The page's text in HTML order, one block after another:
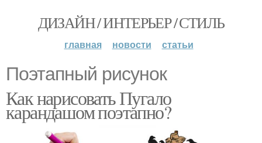
ДИЗАЙН / ИНТЕРЬЕР / СТИЛЬ
главная новости статьи
Поэтапный рисунок
Как нарисовать Пугало
карандашом поэтапно?